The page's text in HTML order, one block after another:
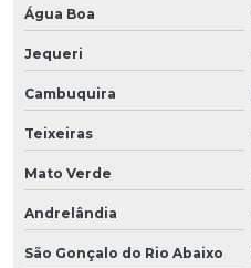
Água Boa
Jequeri
Cambuquira
Teixeiras
Mato Verde
Andrelândia
São Gonçalo do Rio Abaixo